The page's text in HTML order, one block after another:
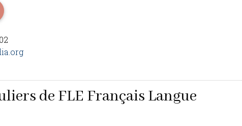
de FLE Français Langue